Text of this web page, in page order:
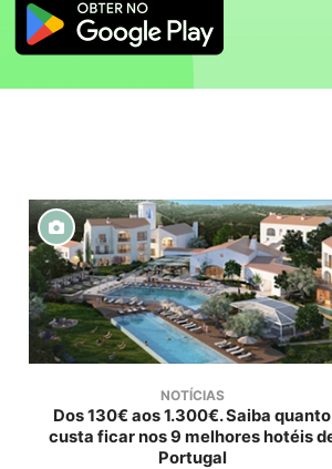
NOTÍCIAS
Dos 130€ aos 1.300€. Saiba quanto
custa ficar nos 9 melhores hotéis
Portugal